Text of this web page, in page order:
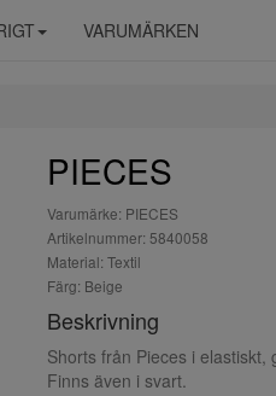
VARUMÄRKEN
PIECES
Varumärke: PIECES
Artikelnummer: 5840058
Material: Textil
Färg: Beige
Beskrivning
Shorts från Pieces i
Finns även i svart.